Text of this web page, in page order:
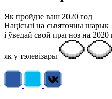
Як пройдзе ваш 2020 год
Націсьні на сьвяточны шарык
і ўведай свой прагноз на 2020
як у тэлевізары